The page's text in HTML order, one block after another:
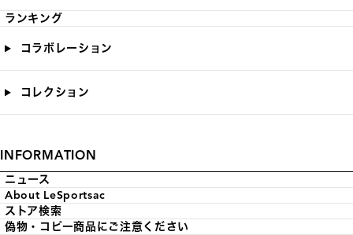
ランキング
コラボレーション
コレクション
INFORMATION
ニュース
About LeSportsac
ストア検索
偽物・コピー商品にご注意ください